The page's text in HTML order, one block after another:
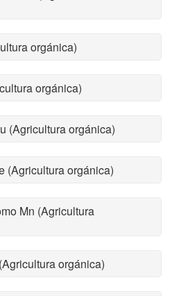
orgánica)
orgánica)
(Agricultura orgánica)
(Agricultura orgánica)
Mn (Agricultura
orgánica)